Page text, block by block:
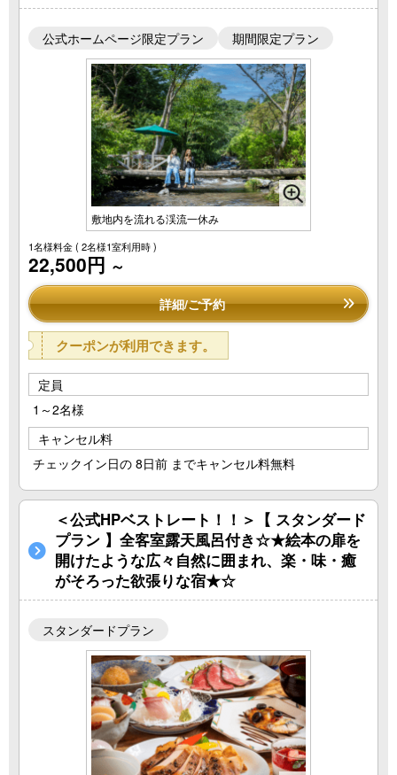
公式ホームページ限定プラン 期間限定プラン
敷地内を流れる渓流一休み
1名様料金( 2名様1室利用時 )
22,500円 ～
詳細/ご予約
クーポンが利用できます。
定員
1～2名様
キャンセル料
チェックイン日の 8日前 までキャンセル料無料
＜公式HPベストレート！！＞【 スタンダード
プラン 】全客室露天風呂付き☆★絵本の扉を
開けたような広々自然に囲まれ、楽・味・癒
がそろった欲張りな宿★☆
スタンダードプラン